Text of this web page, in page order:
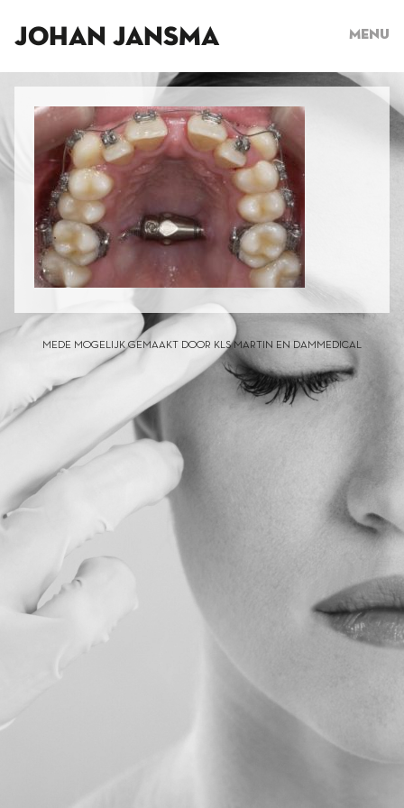
JOHAN JANSMA Menu
MEDE MOGELIJK GEMAAKT DOOR KLS MARTIN EN DAMMEDICAL